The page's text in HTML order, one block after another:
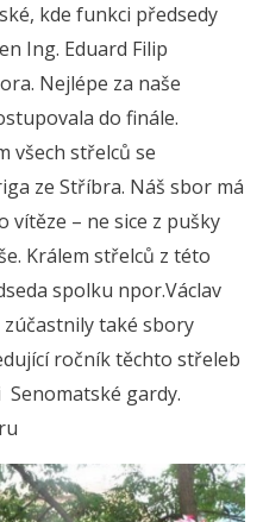
kde funkci předsedy
Ing. Eduard Filip
Nejlépe za naše
do finále.
všech střelců se
ze Stříbra. Náš sbor má
– ne sice z pušky
Králem střelců z této
spolku npor.Václav
zúčastnily také sbory
ročník těchto střeleb
gardy.